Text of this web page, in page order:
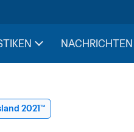
NACHRICHTEN
2021™